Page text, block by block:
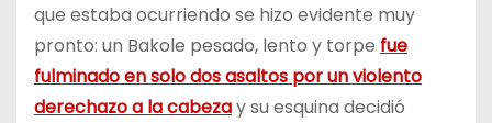
que estaba ocurriendo se hizo evidente muy
pronto: un Bakole pesado, lento y torpe fue
fulminado en solo dos asaltos por un violento
derechazo a la cabezay su esquina decidió